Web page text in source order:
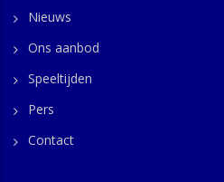
Nieuws
Ons aanbod
Speeltijden
Pers
Contact